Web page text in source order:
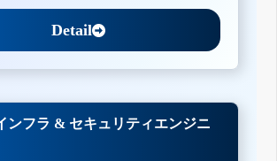
Detail
ンフラ & セキュリティエンジニ